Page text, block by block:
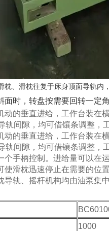
枕、滑枕往复于床身顶面导轨内
时，转盘按需要回转一定角
动的垂直进给，工作台装在
轨间隙，均可借镶条调整，
动的垂直进给，工作台装在
轨间隙，均可借镶条调整，
手柄控制。进给量可以在运
使滑枕迅速停止在需要的位
导轨、摇杆机构均由油泵集
1000